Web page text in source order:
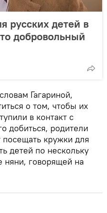
русских детей в
добровольный
Гагариной,
о том, чтобы их
в контакт с
добиться, родители
кружки для
детей по нескольку
няни, говорящей на